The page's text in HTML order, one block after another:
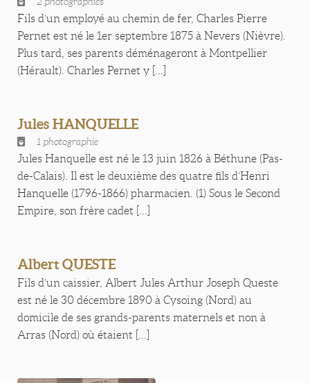
Fils d’un employé au chemin de fer, Charles Pierre
Pernet est né le 1er septembre 1875 à Nevers (Nièvre).
Plus tard, ses parents déménageront à Montpellier
(Hérault). Charles Pernet y [...]
Jules HANQUELLE
1 photographie
Jules Hanquelle est né le 13 juin 1826 à Béthune (Pas-
de-Calais). Il est le deuxième des quatre fils d’Henri
Hanquelle (1796-1866) pharmacien. (1) Sous le Second
Empire, son frère cadet [...]
Albert QUESTE
Fils d’un caissier, Albert Jules Arthur Joseph Queste
est né le 30 décembre 1890 à Cysoing (Nord) au
domicile de ses grands-parents maternels et non à
Arras (Nord) où étaient [...]